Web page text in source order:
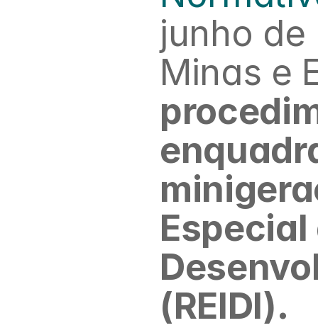
junho
Minas e
(REIDI).